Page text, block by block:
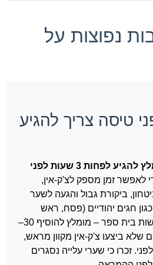
נפוצות על
טיסה צריך להגיע
מומלץ להגיע לפחות 3 שעות לפני
לאפשר זמן מספק לצ'ק-אין,
ביקורת גבול והגעה לשער
חגים יהודיים (פסח, ראש
השנה, חנוכה), קיץ וחופשות בית ספר – מומלץ להוסיף 30–
שלא ביצעו צ'ק-אין מקוון מראש,
3.5 שעות לפני. זכרו כי שערי עלייה נסגרים